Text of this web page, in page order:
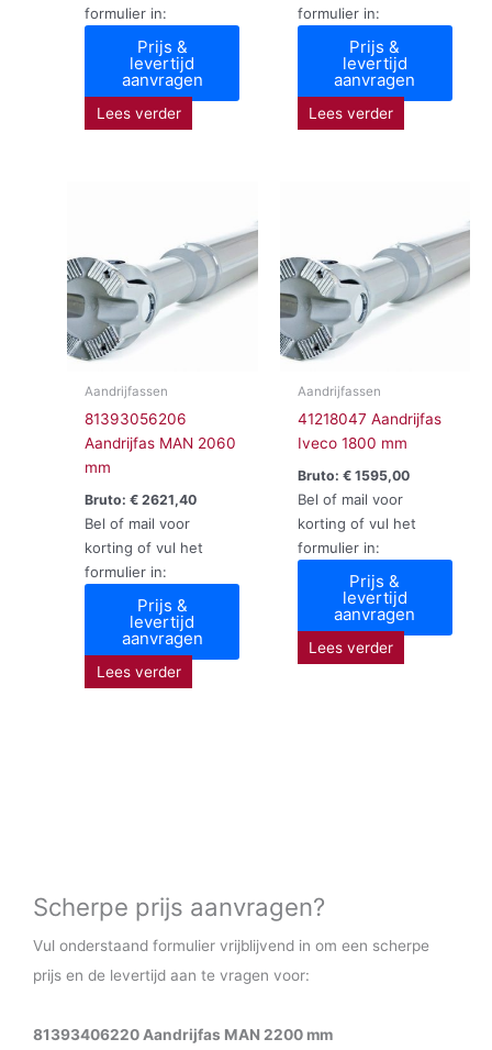
formulier in:
Prijs &
levertijd
aanvragen
Lees verder
formulier in:
Prijs &
levertijd
aanvragen
Lees verder
Aandrijfassen
81393056206
Aandrijfas MAN 2060
mm
Bruto:€ 2621,40
Bel of mail voor
korting of vul het
formulier in:
Prijs &
levertijd
aanvragen
Lees verder
Aandrijfassen
41218047 Aandrijfas
Iveco 1800 mm
Bruto: €1595,00
Bel of mail voor
korting of vul het
formulier in:
Prijs &
levertijd
aanvragen
Lees verder
Scherpe prijs aanvragen?
Vul onderstaand formulier vrijblijvend in om een scherpe
prijs en de levertijd aan te vragen voor:
81393406220 Aandrijfas MAN 2200 mm